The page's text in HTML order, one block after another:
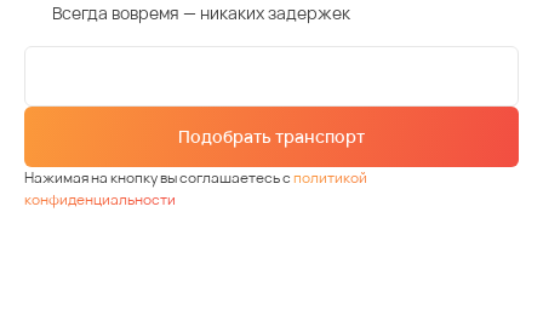
Всегда вовремя — никаких задержек
Подобрать транспорт
Нажимая на кнопку вы соглашаетесь сполитикой
конфиденциальности